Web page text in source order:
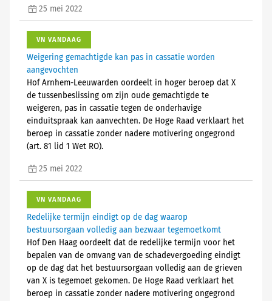
25 mei 2022
VN VANDAAG
Weigering gemachtigde kan pas in cassatie worden
aangevochten
Hof Arnhem-Leeuwarden oordeelt in hoger beroep dat X
de tussenbeslissing om zijn oude gemachtigde te
weigeren, pas in cassatie tegen de onderhavige
einduitspraak kan aanvechten. De Hoge Raad verklaart het
beroep in cassatie zonder nadere motivering ongegrond
(art. 81 lid 1 Wet RO).
25 mei 2022
VN VANDAAG
Redelijke termijn eindigt op de dag waarop
bestuursorgaan volledig aan bezwaar tegemoetkomt
Hof Den Haag oordeelt dat de redelijke termijn voor het
bepalen van de omvang van de schadevergoeding eindigt
op de dag dat het bestuursorgaan volledig aan de grieven
van X is tegemoet gekomen. De Hoge Raad verklaart het
beroep in cassatie zonder nadere motivering ongegrond